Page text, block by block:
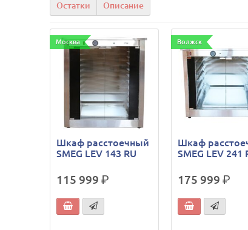
Остатки Описание
Москва
Шкаф расстоечный
SMEG LEV 143 RU
115 999р.
Волжск
Шкаф
SMEG LEV 241
175 999р.